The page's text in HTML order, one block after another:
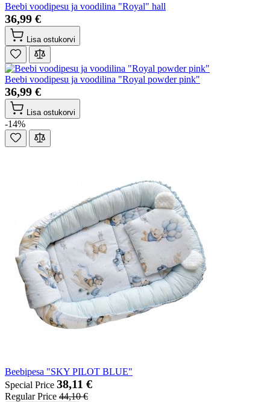
Beebi voodipesu ja voodilina "Royal" hall
36,99 €
Lisa ostukorvi
Beebi voodipesu ja voodilina "Royal powder pink"
36,99 €
Lisa ostukorvi
-14%
Beebipesa "SKY PILOT BLUE"
Special Price 38,11 €
Regular Price 44,10 €